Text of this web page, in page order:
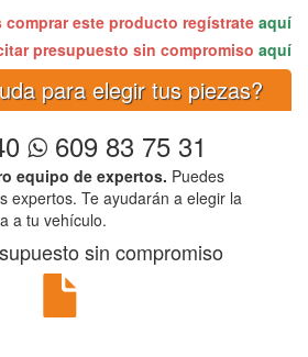
comprar este producto regístrate aquí
presupuesto sin compromiso aquí
para elegir tus piezas?
609 83 75 31
equipo de expertos. Puedes
expertos. Te ayudarán a elegir la
a tu vehículo.
sin compromiso